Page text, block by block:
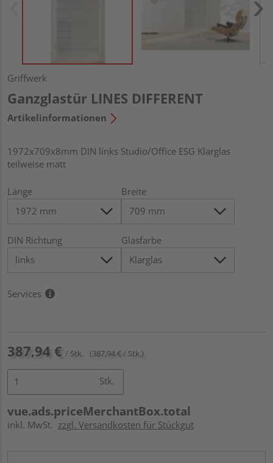
Griffwerk
Ganzglastür LINES DIFFERENT
Artikelinformationen
1972x709x8mm DIN links Studio/Office ESG Klarglas
teilweise matt
Länge Breite
DIN Richtung Glasfarbe
Services
387,94 € / Stk. (387,94 € / Stk.)
Stk.
vue.ads.priceMerchantBox.total
inkl. MwSt. zzgl. Versandkosten für Stückgut